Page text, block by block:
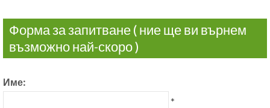
Форма за запитване ( ние ще ви върнем
възможно най-скоро )
Име:
*